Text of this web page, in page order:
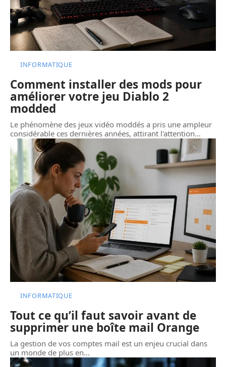
INFORMATIQUE
Comment installer des mods pour
améliorer votre jeu Diablo 2
modded
Le phénomène des jeux vidéo moddés a pris une ampleur
considérable ces dernières années, attirant l'attention…
INFORMATIQUE
Tout ce qu’il faut savoir avant de
supprimer une boîte mail Orange
La gestion de vos comptes mail est un enjeu crucial dans
un monde de plus en…